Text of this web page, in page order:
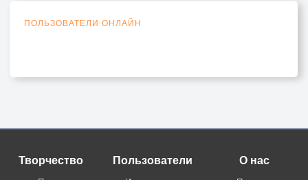
ПОЛЬЗОВАТЕЛИ ОНЛАЙН
Творчество Пользователи О нас